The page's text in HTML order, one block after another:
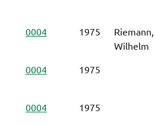
0004
1975
Riemann,
Wilhelm
0004 1975
0004
1975